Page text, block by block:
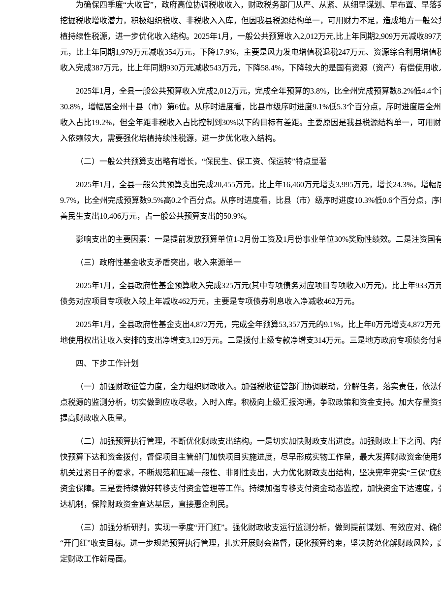
为确保四季度“大收官”，政府高位协调税收收入，财政税务部门从严、从紧、从细早谋划、早布置、早
挖掘税收增收潜力，积极组织税收、非税收入入库，但因我县税源结构单一，可用财力不足，造成地方一般
植持续性税源，进一步优化收入结构。2025年1月，一般公共预算收入2,012万元,比上年同期2,909万元减收897
元，比上年同期1,979万元减收354万元，下降17.9%，主要是风力发电增值税退税247万元、资源综合利用增
收入完成387万元，比上年同期930万元减收543万元，下降58.4%，下降较大的是国有资源（资产）有偿使用
2025年1月，全县一般公共预算收入完成2,012万元，完成全年预算的3.8%，比全州完成预算数8.2%低4.4
30.8%，增幅居全州十县（市）第6位。从序时进度看，比县市级序时进度9.1%低5.3个百分点，序时进度居全
收入占比19.2%，但全年距非税收入占比控制到30%以下的目标有差距。主要原因是我县税源结构单一，可用
入依赖较大，需要强化培植持续性税源，进一步优化收入结构。
（二）一般公共预算支出略有增长，“保民生、保工资、保运转”特点显著
2025年1月，全县一般公共预算支出完成20,455万元，比上年16,460万元增支3,995万元，增长24.3%，增
9.7%，比全州完成预算数9.5%高0.2个百分点。从序时进度看，比县（市）级序时进度10.3%低0.6个百分点，
善民生支出10,406万元，占一般公共预算支出的50.9%。
影响支出的主要因素：一是提前发放预算单位1-2月份工资及1月份事业单位30%奖励性绩效。二是注资国
（三）政府性基金收支矛盾突出，收入来源单一
2025年1月，全县政府性基金预算收入完成325万元(其中专项债务对应项目专项收入0万元)，比上年933万
债务对应项目专项收入较上年减收462万元，主要是专项债券利息收入净减收462万元。
2025年1月，全县政府性基金支出4,872万元，完成全年预算53,357万元的9.1%，比上年0万元增支4,872万
地使用权出让收入安排的支出净增支3,129万元。二是拨付上级专款净增支314万元。三是地方政府专项债务付
四、下步工作计划
（一）加强财政征管力度，全力组织财政收入。加强税收征管部门协调联动，分解任务，落实责任，依
点税源的监测分析，切实做到应收尽收，入时入库。积极向上级汇报沟通，争取政策和资金支持。加大存量
提高财政收入质量。
（二）加强预算执行管理，不断优化财政支出结构。一是切实加快财政支出进度。加强财政上下之间、
快预算下达和资金拨付，督促项目主管部门加快项目实施进度，尽早形成实物工作量，最大发挥财政资金使
机关过紧日子的要求，不断规范和压减一般性、非刚性支出，大力优化财政支出结构，坚决兜牢兜实“三保”
资金保障。三是要持续做好转移支付资金管理等工作。持续加强专移支付资金动态监控，加快资金下达速度
达机制，保障财政资金直达基层，直接惠企利民。
（三）加强分析研判，实现一季度“开门红”。强化财政收支运行监测分析，做到提前谋划、有效应对、
“开门红”收支目标。进一步规范预算执行管理，扎实开展财会监督，硬化预算约束，坚决防范化解财政风险
定财政工作新局面。